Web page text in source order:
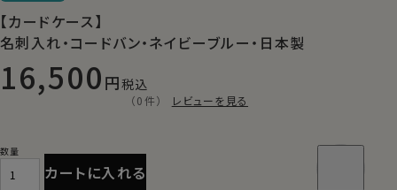
【カードケース】
名刺入れ・コードバン・ネイビーブルー・日本製
16,500 税込
（0件） レビューを見る
カートに入れる